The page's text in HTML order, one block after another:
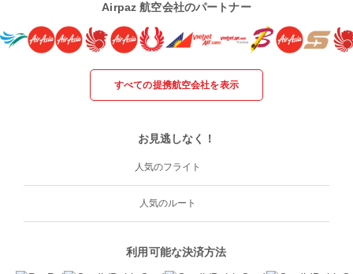
Airpaz 航空会社のパートナー
すべての提携航空会社を表示
お見逃しなく！
人気のフライト
人気のルート
利用可能な決済方法